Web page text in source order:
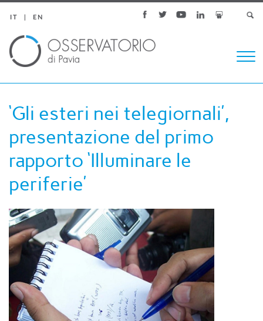
IT EN
‘Gli esteri nei telegiornali’,
presentazione del primo
rapporto ‘Illuminare le
periferie’